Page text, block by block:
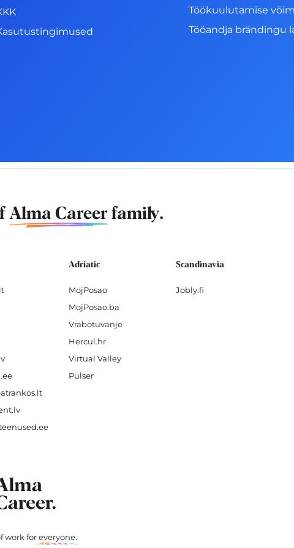
Töökuulutamise
Tööandja brändingu
Alma Careerfamily.
Adriatic
MojPosao
MojPosao.ba
Vrabotuvanje
Hercul.hr
Virtual Valley
Pulser
Scandinavia
Jobly.fi
work foreveryone.